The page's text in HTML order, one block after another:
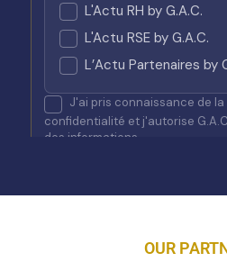
OUR